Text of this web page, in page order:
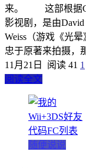
来。 这部根据
影视剧，是由
Weiss（游戏《光
忠于原著来拍摄，
11月21日
阅读 41 1
阅读全文
随便说说